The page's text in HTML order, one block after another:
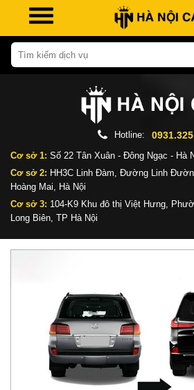
Hotline:
Cơ sở 1: Số 22 Tân Xuân - Đông Ngạc - Hà
Cơ sở 2: HH3C Linh Đàm, Đường Linh
Hoàng Mai, Hà Nội
Cơ sở 3: 104-K9 Khu đô thị Việt Hưng,
Long Biên, TP Hà Nội